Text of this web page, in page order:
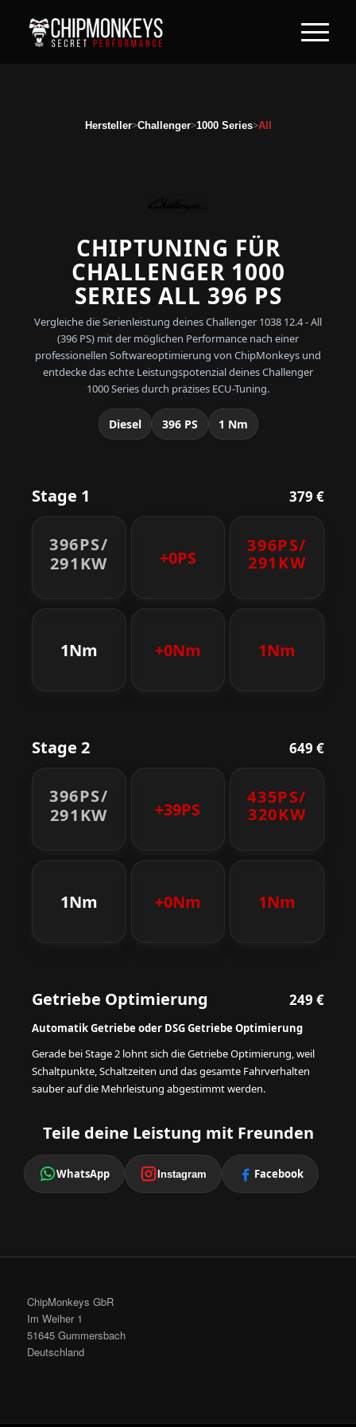
Hersteller>Challenger>1000 Series>All
CHIPTUNING FÜR
CHALLENGER 1000
SERIES ALL 396 PS
Vergleiche die Serienleistung deines Challenger 1038 12.4 - All
(396 PS) mit der möglichen Performance nach einer
professionellen Softwareoptimierung von ChipMonkeys und
entdecke das echte Leistungspotenzial deines Challenger
1000 Series durch präzises ECU-Tuning.
Diesel 396 PS 1 Nm
Stage 1 379 €
396PS/
291KW
+0PS
396PS/
291KW
1Nm +0Nm 1Nm
Stage 2 649 €
396PS/
291KW
+39PS
435PS/
320KW
1Nm +0Nm 1Nm
Getriebe Optimierung 249 €
Automatik Getriebe oder DSG Getriebe Optimierung
Gerade bei Stage 2 lohnt sich die Getriebe Optimierung, weil
Schaltpunkte, Schaltzeiten und das gesamte Fahrverhalten
sauber auf die Mehrleistung abgestimmt werden.
Teile deine Leistung mit Freunden
WhatsApp Instagram Facebook
ChipMonkeys GbR
Im Weiher 1
51645 Gummersbach
Deutschland